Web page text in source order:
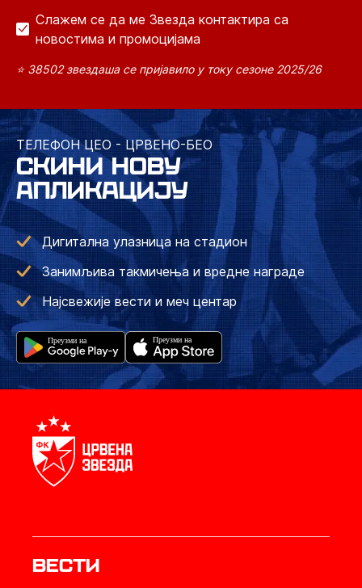
Слажем се да ме Звезда контактира са
новостима и промоцијама
⭐ 38502 звездаша се пријавило у току сезоне 2025/26
ТЕЛЕФОН ЦЕО - ЦРВЕНО-БЕО
СКИНИ НОВУ
АПЛИКАЦИЈУ
Дигитална улазница на стадион
Занимљива такмичења и вредне награде
Најсвежије вести и меч центар
Вести